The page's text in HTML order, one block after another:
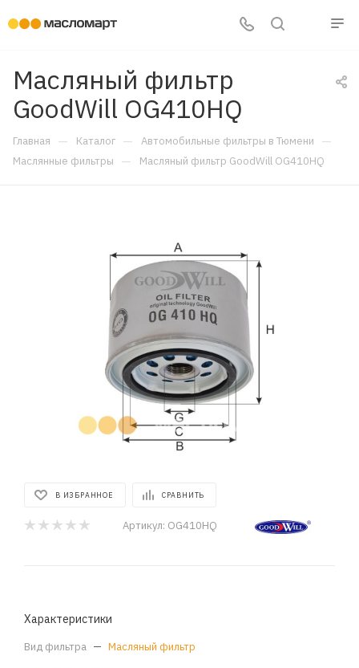
Масляный фильтр
GoodWill OG410HQ
Главная — Каталог — Автомобильные фильтры в Тюмени —
Маслянные фильтры — Масляный фильтр GoodWill OG410HQ
В ИЗБРАННОЕ СРАВНИТЬ
Артикул: OG410HQ
Характеристики
Вид фильтра — Масляный фильтр